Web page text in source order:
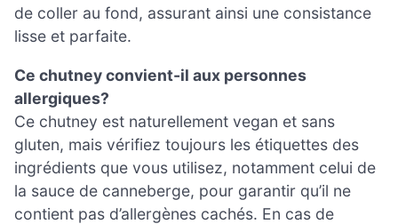
de coller au fond, assurant ainsi une consistance
lisse et parfaite.
Ce chutney convient-il aux personnes
allergiques?
Ce chutney est naturellement vegan et sans
gluten, mais vérifiez toujours les étiquettes des
ingrédients que vous utilisez, notamment celui de
la sauce de canneberge, pour garantir qu’il ne
contient pas d’allergènes cachés. En cas de